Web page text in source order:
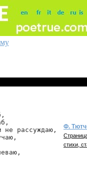
рассуждаю,
Ф.
стихи,